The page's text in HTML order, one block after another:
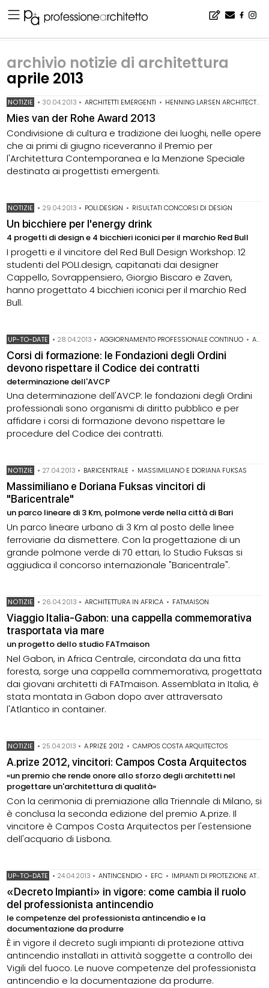
archivio notizie di architettura
aprile 2013
NOTIZIE • 30.04.2013 • ARCHITETTI EMERGENTI • HENNING LARSEN ARCHITECTS
Mies van der Rohe Award 2013
Condivisione di cultura e tradizione dei luoghi, nelle opere
che ai primi di giugno riceveranno il Premio per
l'Architettura Contemporanea e la Menzione Speciale
destinata ai progettisti emergenti.
NOTIZIE • 29.04.2013 • POLI.DESIGN • RISULTATI CONCORSI DI DESIGN
Un bicchiere per l'energy drink
4 progetti di design e 4 bicchieri iconici per il marchio Red Bull
I progetti e il vincitore del Red Bull Design Workshop: 12
studenti del POLI.design, capitanati dai designer
Cappello, Sovrappensiero, Giorgio Biscaro e Zaven,
hanno progettato 4 bicchieri iconici per il marchio Red
Bull.
UP-TO-DATE • 28.04.2013 • AGGIORNAMENTO PROFESSIONALE CONTINUO • AVCP
Corsi di formazione: le Fondazioni degli Ordini
devono rispettare il Codice dei contratti
determinazione dell'AVCP
Una determinazione dell'AVCP: le fondazioni degli Ordini
professionali sono organismi di diritto pubblico e per
affidare i corsi di formazione devono rispettare le
procedure del Codice dei contratti.
NOTIZIE • 27.04.2013 • BARICENTRALE • MASSIMILIANO E DORIANA FUKSAS
Massimiliano e Doriana Fuksas vincitori di
"Baricentrale"
un parco lineare di 3 Km, polmone verde nella città di Bari
Un parco lineare urbano di 3 Km al posto delle linee
ferroviarie da dismettere. Con la progettazione di un
grande polmone verde di 70 ettari, lo Studio Fuksas si
aggiudica il concorso internazionale "Baricentrale".
NOTIZIE • 26.04.2013 • ARCHITETTURA IN AFRICA • FATMAISON
Viaggio Italia-Gabon: una cappella commemorativa
trasportata via mare
un progetto dello studio FATmaison
Nel Gabon, in Africa Centrale, circondata da una fitta
foresta, sorge una cappella commemorativa, progettata
dai giovani architetti di FATmaison. Assemblata in Italia, è
stata montata in Gabon dopo aver attraversato
l'Atlantico in container.
NOTIZIE • 25.04.2013 • A.PRIZE 2012 • CAMPOS COSTA ARQUITECTOS
A.prize 2012, vincitori: Campos Costa Arquitectos
«un premio che rende onore allo sforzo degli architetti nel
progettare un'architettura di qualità»
Con la cerimonia di premiazione alla Triennale di Milano, si
è conclusa la seconda edizione del premio A.prize. Il
vincitore è Campos Costa Arquitectos per l'estensione
dell'acquario di Lisbona.
UP-TO-DATE • 24.04.2013 • ANTINCENDIO • EFC • IMPIANTI DI PROTEZIONE ATTIVA CONTRO L'INCENDIO
«Decreto Impianti» in vigore: come cambia il ruolo
del professionista antincendio
le competenze del professionista antincendio e la
documentazione da produrre
È in vigore il decreto sugli impianti di protezione attiva
antincendio installati in attività soggette a controllo dei
Vigili del fuoco. Le nuove competenze del professionista
antincendio e la documentazione da produrre.